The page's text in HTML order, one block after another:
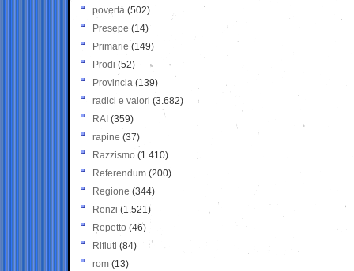
povertà (502)
Presepe (14)
Primarie (149)
Prodi (52)
Provincia (139)
radici e valori (3.682)
RAI (359)
rapine (37)
Razzismo (1.410)
Referendum (200)
Regione (344)
Renzi (1.521)
Repetto (46)
Rifiuti (84)
rom (13)